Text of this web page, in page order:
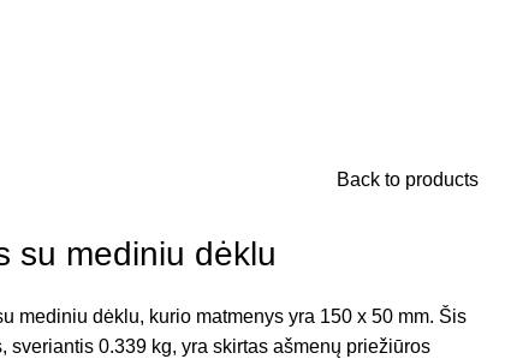
Back to products
su mediniu dėklu
mediniu dėklu, kurio matmenys yra 150 x 50 mm. Šis
sveriantis 0.339 kg, yra skirtas ašmenų priežiūros